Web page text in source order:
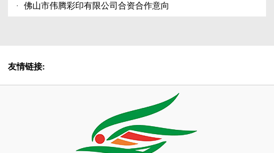
·
佛山市伟腾彩印有限公司合资合作意向
友情链接: